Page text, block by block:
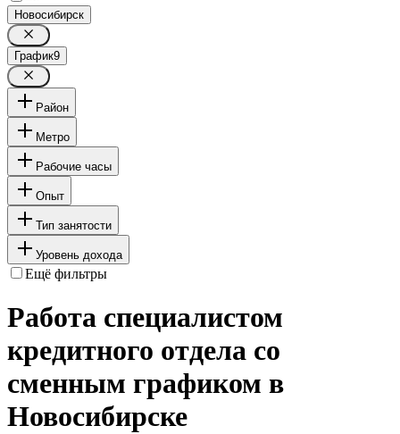
Новосибирск
График9
Район
Метро
Рабочие часы
Опыт
Тип занятости
Уровень дохода
Ещё фильтры
Работа специалистом
кредитного отдела со
сменным графиком в
Новосибирске